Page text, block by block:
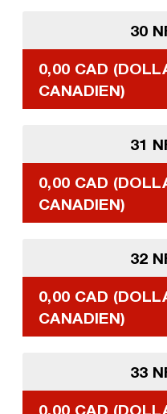
30
0,00 CAD
CANADIEN)
31
0,00 CAD
CANADIEN)
32
0,00 CAD
CANADIEN)
33
0,00 CAD